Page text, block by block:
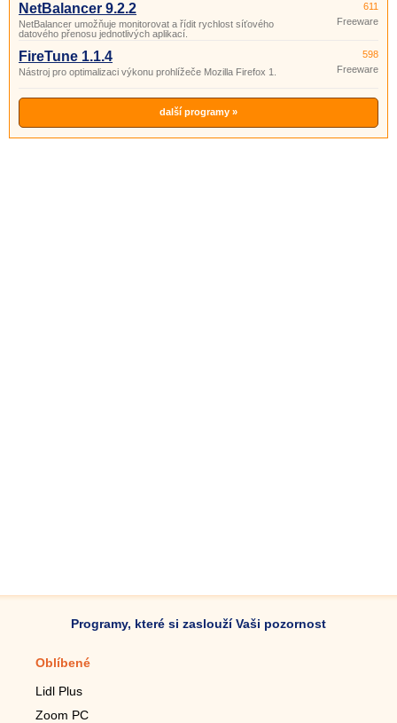
NetBalancer 9.2.2
NetBalancer umožňuje monitorovat a řídit rychlost síťového
datového přenosu jednotlivých aplikací.
611
Freeware
FireTune 1.1.4
Nástroj pro optimalizaci výkonu prohlížeče Mozilla Firefox 1.
598
Freeware
další programy »
Programy, které si zaslouží Vaši pozornost
Oblíbené
Lidl Plus
Zoom PC